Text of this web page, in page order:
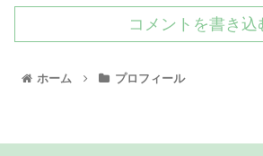
コメントを書き込
ホーム プロフィール